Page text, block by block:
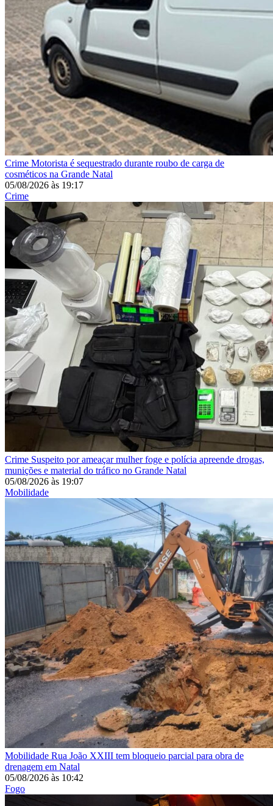
Crime Motorista é sequestrado durante roubo de carga de
cosméticos na Grande Natal
05/08/2026 às 19:17
Crime
Crime Suspeito por ameaçar mulher foge e polícia apreende drogas,
munições e material do tráfico no Grande Natal
05/08/2026 às 19:07
Mobilidade
Mobilidade Rua João XXIII tem bloqueio parcial para obra de
drenagem em Natal
05/08/2026 às 10:42
Fogo